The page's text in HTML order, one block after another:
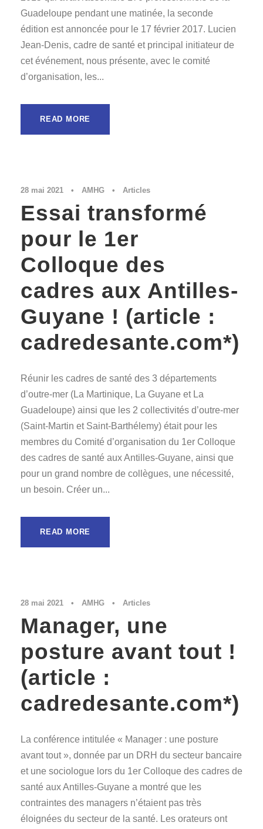
Guadeloupe pendant une matinée, la seconde
édition est annoncée pour le 17 février 2017. Lucien
Jean-Denis, cadre de santé et principal initiateur de
cet événement, nous présente, avec le comité
d’organisation, les...
READ MORE
28 mai 2021 • AMHG • Articles
Essai transformé
pour le 1er
Colloque des
cadres aux Antilles-
Guyane ! (article :
cadredesante.com*)
Réunir les cadres de santé des 3 départements
d’outre-mer (La Martinique, La Guyane et La
Guadeloupe) ainsi que les 2 collectivités d’outre-mer
(Saint-Martin et Saint-Barthélemy) était pour les
membres du Comité d’organisation du 1er Colloque
des cadres de santé aux Antilles-Guyane, ainsi que
pour un grand nombre de collègues, une nécessité,
un besoin. Créer un...
READ MORE
28 mai 2021 • AMHG • Articles
Manager, une
posture avant tout !
(article :
cadredesante.com*)
La conférence intitulée « Manager : une posture
avant tout », donnée par un DRH du secteur bancaire
et une sociologue lors du 1er Colloque des cadres de
santé aux Antilles-Guyane a montré que les
contraintes des managers n’étaient pas très
éloignées du secteur de la santé. Les orateurs ont